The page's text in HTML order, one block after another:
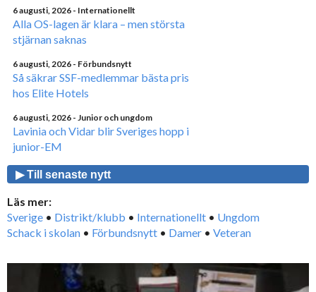
6 augusti, 2026 - Internationellt
Alla OS-lagen är klara – men största
stjärnan saknas
6 augusti, 2026 - Förbundsnytt
Så säkrar SSF-medlemmar bästa pris
hos Elite Hotels
6 augusti, 2026 - Junior och ungdom
Lavinia och Vidar blir Sveriges hopp i
junior-EM
▶ Till senaste nytt
Läs mer:
Sverige • Distrikt/klubb • Internationellt • Ungdom
Schack i skolan • Förbundsnytt • Damer • Veteran